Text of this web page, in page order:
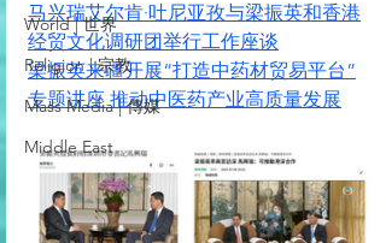
World | 世界
Religion | 宗教
Mass Media | 傳媒
Middle East
马兴瑞艾尔肯·吐尼亚孜与梁振英和香港
经贸文化调研团举行工作座谈
梁振英来疆开展“打造中药材贸易平台”
专题讲座 推动中医药产业高质量发展